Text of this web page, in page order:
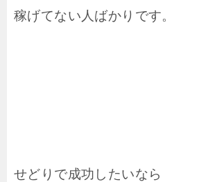
稼げてない人ばかりです。
せどりで成功したいなら